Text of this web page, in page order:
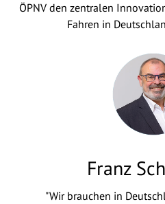
ÖPNV den zentralen
Fahren in
Franz
"Wir brauchen in